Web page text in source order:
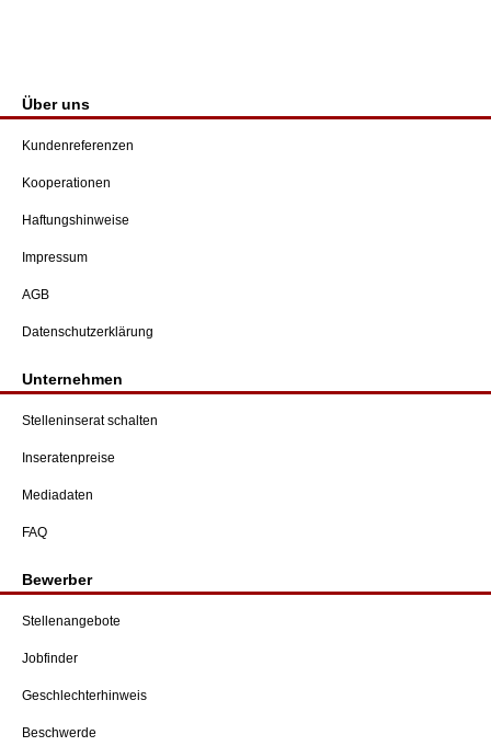
Über uns
Kundenreferenzen
Kooperationen
Haftungshinweise
Impressum
AGB
Datenschutzerklärung
Unternehmen
Stelleninserat schalten
Inseratenpreise
Mediadaten
FAQ
Bewerber
Stellenangebote
Jobfinder
Geschlechterhinweis
Beschwerde